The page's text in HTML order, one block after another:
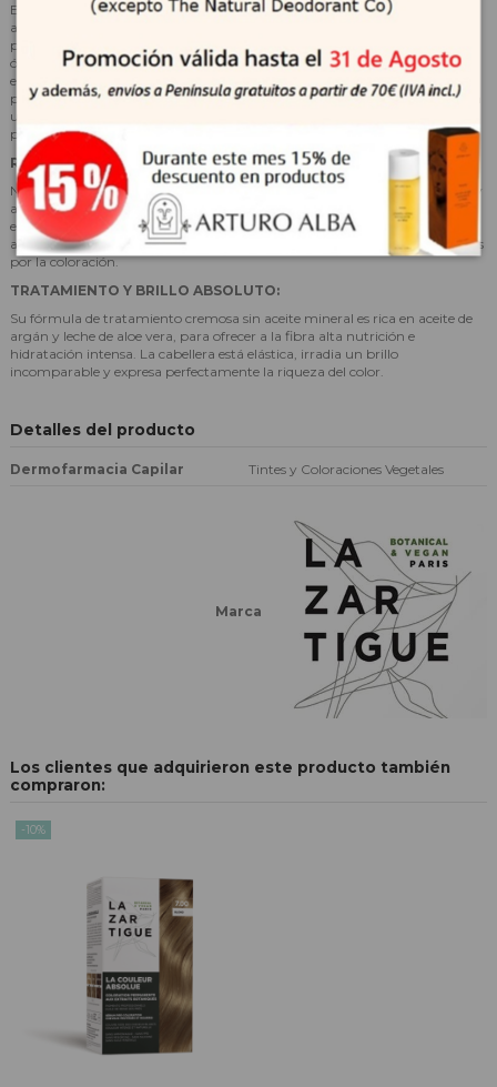
El suero profesional activador de la coloración enriquecido con aceite de
argán y manteca de bacuri protege la fibra y la prepara perfectamente
para recibir el color. El resultado de la coloración sobre la cabellera es
óptimo y uniforme. Directamente inspirada en las coloraciones realizadas
en el salón, la crema de coloración posee un alto contenido de pigmentos
profesionales y garantiza un color intenso, profundo y rico en matices, con
un resultado natural. Permanente, cubre el 100 % de las canas desde la
primera aplicación.
RESPETO ABSOLUTO DEL CUERO CABELLUDO Y DE LA FIBRA:
No contiene amoníaco, PPD ni resorcinol, para ofrecer al cuero cabelludo y
a la fibra un respeto absoluto con total naturalidad. Enriquecida con
extracto de malva, conocido por sus propiedades calmantes, esta fórmula
ayuda a proteger el cuero cabelludo de las irritaciones y el picor provocados
por la coloración.
TRATAMIENTO Y BRILLO ABSOLUTO:
Su fórmula de tratamiento cremosa sin aceite mineral es rica en aceite de
argán y leche de aloe vera, para ofrecer a la fibra alta nutrición e
hidratación intensa. La cabellera está elástica, irradia un brillo
incomparable y expresa perfectamente la riqueza del color.
Detalles del producto
Dermofarmacia Capilar Tintes y Coloraciones Vegetales
Marca
Los clientes que adquirieron este producto también
compraron:
-10%